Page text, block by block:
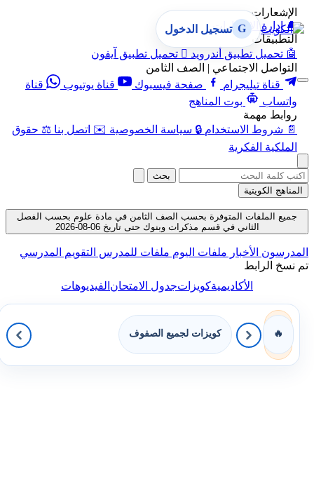
الإشعارات
🔔 إدارة الإشعارات
التطبيقات
🤖 تحميل تطبيق أندرويد  تحميل تطبيق آيفون
التواصل الاجتماعي | الصف الثامن
قناة تيليجرام
صفحة فيسبوك قناة يوتيوب
قناة
واتساب
بوت المناهج
روابط مهمة
📄 شروط الاستخدام 🔒 سياسة الخصوصية ✉️ اتصل بنا ⚖️ حقوق
الملكية الفكرية
G تسجيل الدخول
بحث
المناهج الكويتية
جميع الملفات المتوفرة بحسب الصف الثامن في مادة علوم بحسب الفصل
الثاني في قسم مذكرات وبنوك حتى تاريخ 06-08-2026
المدرسون الأخبار ملفات اليوم ملفات للمدرس التقويم المدرسي
تم نسخ الرابط
الأكاديميةكويزاتجدول الامتحانالفيديوهات
🔥 كويزات لجميع الصفوف